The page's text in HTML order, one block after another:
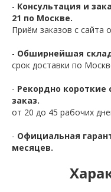
- Консультация и
21 по Москве.
Приём заказов с сайта
- Обширнейшая
срок доставки по
- Рекордно короткие
заказ.
от 20 до 45 рабочих
- Официальная
месяцев.